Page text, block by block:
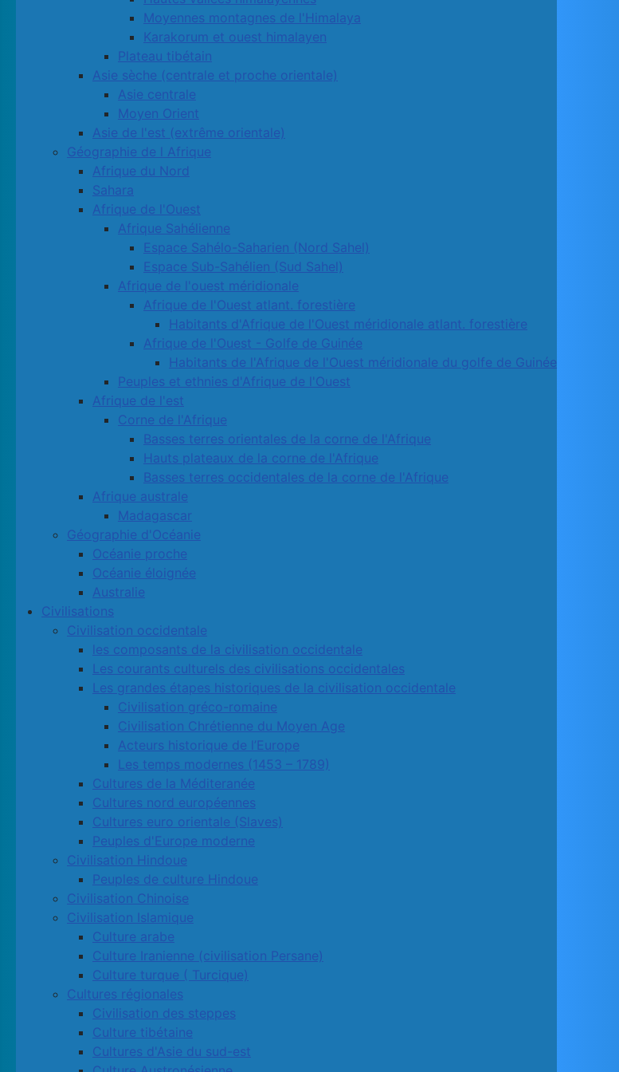
Moyennes montagnes de l'Himalaya
Karakorum et ouest himalayen
Plateau tibétain
Asie sèche (centrale et proche orientale)
Asie centrale
Moyen Orient
Asie de l'est (extrême orientale)
Géographie de l Afrique
Afrique du Nord
Sahara
Afrique de l'Ouest
Afrique Sahélienne
Espace Sahélo-Saharien (Nord Sahel)
Espace Sub-Sahélien (Sud Sahel)
Afrique de l'ouest méridionale
Afrique de l'Ouest atlant. forestière
Habitants d'Afrique de l'Ouest méridionale atlant. forestière
Afrique de l'Ouest - Golfe de Guinée
Habitants de l'Afrique de l'Ouest méridionale du golfe de Guinée
Peuples et ethnies d'Afrique de l'Ouest
Afrique de l'est
Corne de l'Afrique
Basses terres orientales de la corne de l'Afrique
Hauts plateaux de la corne de l'Afrique
Basses terres occidentales de la corne de l'Afrique
Afrique australe
Madagascar
Géographie d'Océanie
Océanie proche
Océanie éloignée
Australie
Civilisations
Civilisation occidentale
les composants de la civilisation occidentale
Les courants culturels des civilisations occidentales
Les grandes étapes historiques de la civilisation occidentale
Civilisation gréco-romaine
Civilisation Chrétienne du Moyen Age
Acteurs historique de l’Europe
Les temps modernes (1453 – 1789)
Cultures de la Méditeranée
Cultures nord européennes
Cultures euro orientale (Slaves)
Peuples d'Europe moderne
Civilisation Hindoue
Peuples de culture Hindoue
Civilisation Chinoise
Civilisation Islamique
Culture arabe
Culture Iranienne (civilisation Persane)
Culture turque ( Turcique)
Cultures régionales
Civilisation des steppes
Culture tibétaine
Cultures d'Asie du sud-est